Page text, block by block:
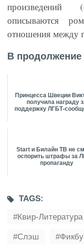
произведений
описываются
отношения между
В
Принцесса Швеции
получила награду
поддержку ЛГБТ-
Start и Билайн ТВ не
оспорить штрафы за
пропаганду
TAGS:
Квир-Литература
Слэш